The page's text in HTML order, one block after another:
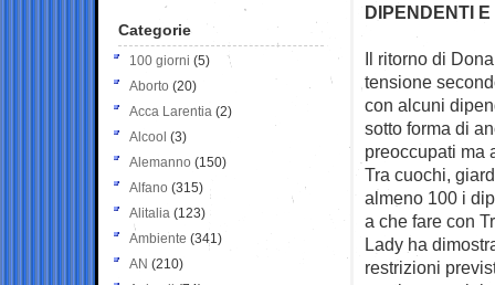
DIPENDENTI
Il ritorno di
tensione
con alcuni
sotto forma di
preoccupati ma
Tra cuochi,
almeno 100 i
a che fare con
Lady ha
restrizioni
Categorie
100 giorni (5)
Aborto (20)
Acca Larentia (2)
Alcool (3)
Alemanno (150)
Alfano (315)
Alitalia (123)
Ambiente (341)
AN (210)